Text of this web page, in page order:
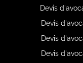
Devis
Devis
Devis
Devis